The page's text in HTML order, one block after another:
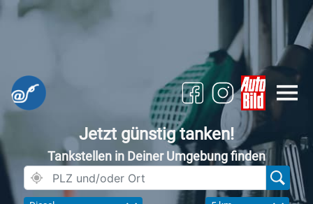
Jetzt günstig tanken!
Tankstellen in Deiner Umgebung finden